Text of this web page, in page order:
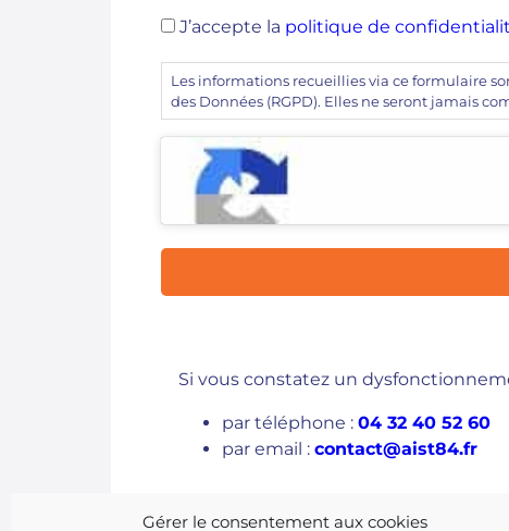
Gérer le consentement aux cookies
RGPD
J’accepte la politique de
Les informations recueillies via ce formulaire
des Données (RGPD). Elles ne seront jamais
CAPTCHA
Si vous constatez un
par téléphone : 04 32 40 52 60
par email : contact@aist84.fr